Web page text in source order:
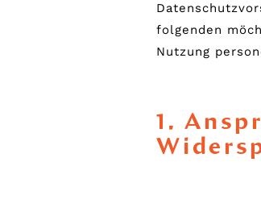
folgenden
Nutzung
1.